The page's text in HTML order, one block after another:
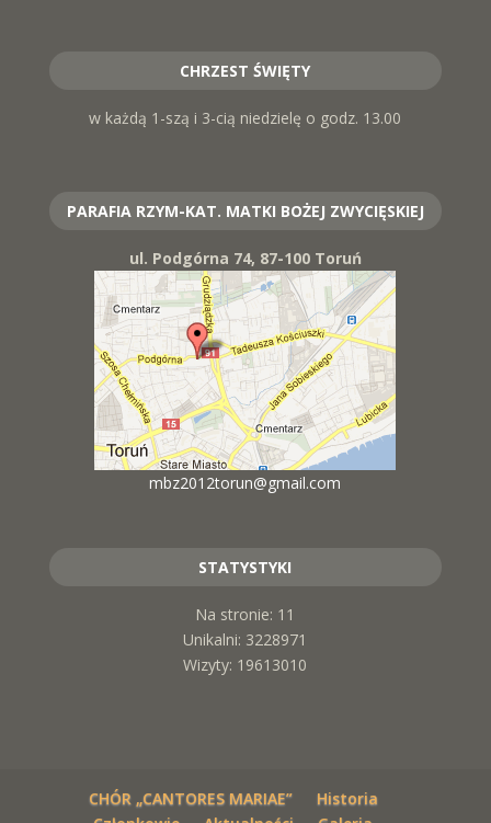
CHRZEST ŚWIĘTY
w każdą 1-szą i 3-cią niedzielę o godz. 13.00
PARAFIA RZYM-KAT. MATKI BOŻEJ ZWYCIĘSKIEJ
ul. Podgórna 74, 87-100 Toruń
mbz2012torun@gmail.com
STATYSTYKI
Na stronie: 11
Unikalni: 3228971
Wizyty: 19613010
CHÓR „CANTORES MARIAE”
Historia